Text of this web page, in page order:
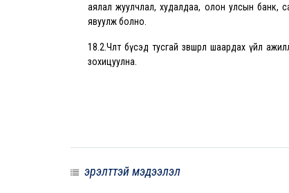
аялал жуулчлал, худалдаа, олон улсын банк,
явуулж болно.
18.2.Чөлөөт бүсэд тусгай зөвшөөрөл шаардах үйл
зохицуулна.
эрэлттэй мэдээлэл